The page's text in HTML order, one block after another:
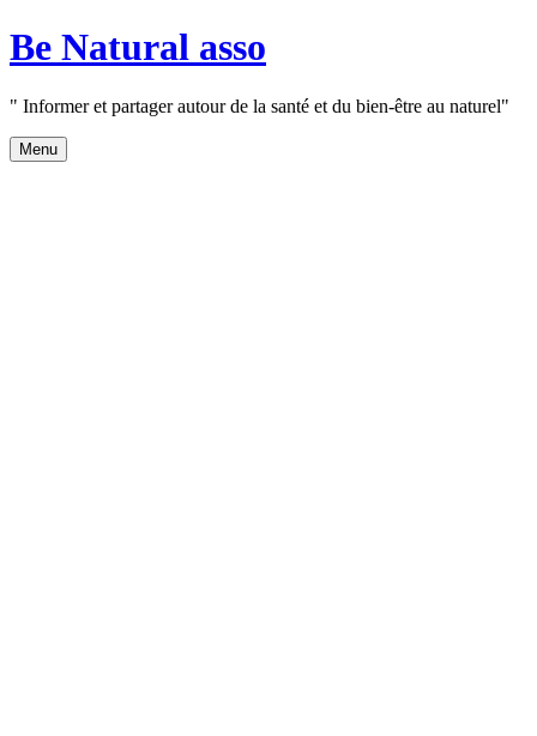
Aller
au
Be Natural asso
" Informer et partager autour de la santé et du bien-être au naturel"
Menu